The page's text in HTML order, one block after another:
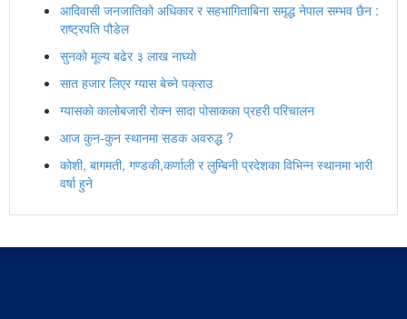
आदिवासी जनजातिको अधिकार र सहभागिताबिना समृद्ध नेपाल सम्भव छैन :
राष्ट्रपति पौडेल
सुनकाे मूल्य बढेर ३ लाख नाघ्याे
सात हजार लिएर ग्यास बेच्ने पक्राउ
ग्यासकाे कालोबजारी राेक्न सादा पोसाकका प्रहरी परिचालन
आज कुन-कुन स्थानमा सडक अवरुद्ध ?
कोशी, बागमती, गण्डकी,कर्णाली र लुम्बिनी प्रदेशका विभिन्न स्थानमा भारी
वर्षा हुने